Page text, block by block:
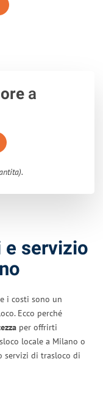
a
servizio
i costi sono un
Ecco perché
per offrirti
locale a Milano o
servizi di trasloco di